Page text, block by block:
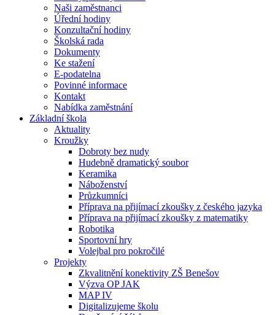
Naši zaměstnanci
Úřední hodiny
Konzultační hodiny
Školská rada
Dokumenty
Ke stažení
E-podatelna
Povinné informace
Kontakt
Nabídka zaměstnání
Základní škola
Aktuality
Kroužky
Dobroty bez nudy
Hudebně dramatický soubor
Keramika
Náboženství
Průzkumníci
Příprava na přijímací zkoušky z českého jazyka
Příprava na přijímací zkoušky z matematiky
Robotika
Sportovní hry
Volejbal pro pokročilé
Projekty
Zkvalitnění konektivity ZŠ Benešov
Výzva OP JAK
MAP IV
Digitalizujeme školu